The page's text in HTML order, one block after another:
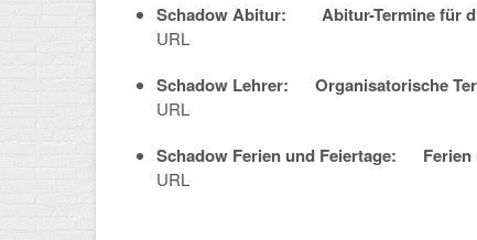
Schadow Abitur: Abitur-Termine für
URL
Schadow Lehrer: Organisatorische
URL
Schadow Ferien und Feiertage: Ferien
URL